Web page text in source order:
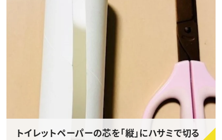
トイレットペーパーの芯を「縦」にハサミで切る